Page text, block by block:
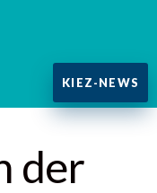
KIEZ-NEWS
der